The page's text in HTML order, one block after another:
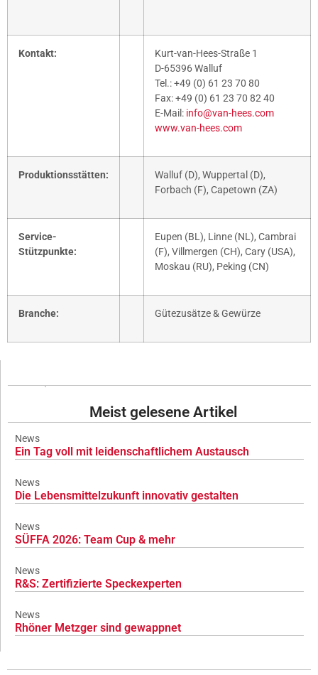
Kontakt:
Kurt-van-Hees-Straße 1
D-65396 Walluf
Tel.: +49 (0) 61 23 70 80
Fax: +49 (0) 61 23 70 82 40
E-Mail: info@van-hees.com
www.van-hees.com
Produktionsstätten:
Walluf (D), Wuppertal (D),
Forbach (F), Capetown (ZA)
Service-
Stützpunkte:
Eupen (BL), Linne (NL), Cambrai
(F), Villmergen (CH), Cary (USA),
Moskau (RU), Peking (CN)
Branche: Gütezusätze & Gewürze
Meist gelesene Artikel
News
Ein Tag voll mit leidenschaftlichem Austausch
News
Die Lebensmittelzukunft innovativ gestalten
News
SÜFFA 2026: Team Cup & mehr
News
R&S: Zertifizierte Speckexperten
News
Rhöner Metzger sind gewappnet